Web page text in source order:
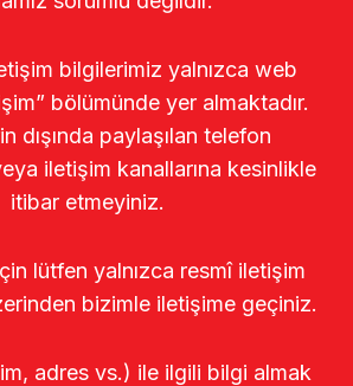
bilgilerimiz yalnızca web
bölümünde yer almaktadır.
dışında paylaşılan telefon
iletişim kanallarına kesinlikle
itibar etmeyiniz.
lütfen yalnızca resmî iletişim
bizimle iletişime geçiniz.
adres vs.) ile ilgili bilgi almak